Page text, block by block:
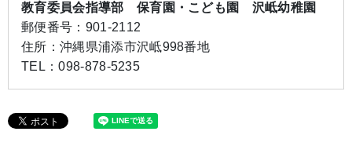
教育委員会指導部 保育園・こども園 沢岻幼稚園
郵便番号： 901-2112
住所： 沖縄県浦添市沢岻998番地
TEL：098-878-5235